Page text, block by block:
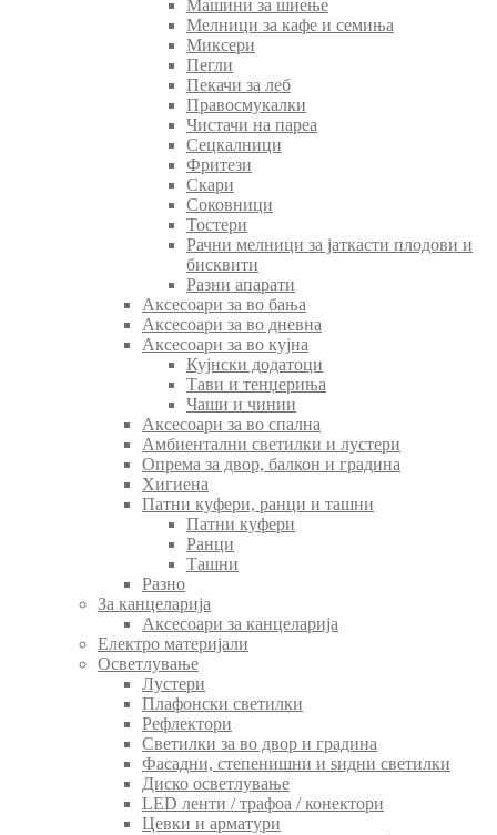
Машини за шиење
Мелници за кафе и семиња
Миксери
Пегли
Пекачи за леб
Правосмукалки
Чистачи на пареа
Сецкалници
Фритези
Скари
Соковници
Тостери
Рачни мелници за јаткасти плодови и
бисквити
Разни апарати
Аксесоари за во бања
Аксесоари за во дневна
Аксесоари за во кујна
Кујнски додатоци
Тави и тенџериња
Чаши и чинии
Аксесоари за во спална
Амбиентални светилки и лустери
Опрема за двор, балкон и градина
Хигиена
Патни куфери, ранци и ташни
Патни куфери
Ранци
Ташни
Разно
За канцеларија
Аксесоари за канцеларија
Електро материјали
Осветлување
Лустери
Плафонски светилки
Рефлектори
Светилки за во двор и градина
Фасадни, степенишни и ѕидни светилки
Диско осветлување
LED ленти / трафоа / конектори
Цевки и арматури